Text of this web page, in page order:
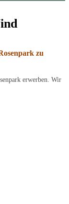
zu
erwerben. Wir